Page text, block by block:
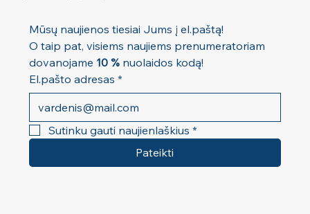
O taip pat, visiems naujiems prenumeratoriam
dovanojame 10 % nuolaidos kodą!
El.pašto adresas *
Sutinku gauti naujienlaškius *
Pateikti